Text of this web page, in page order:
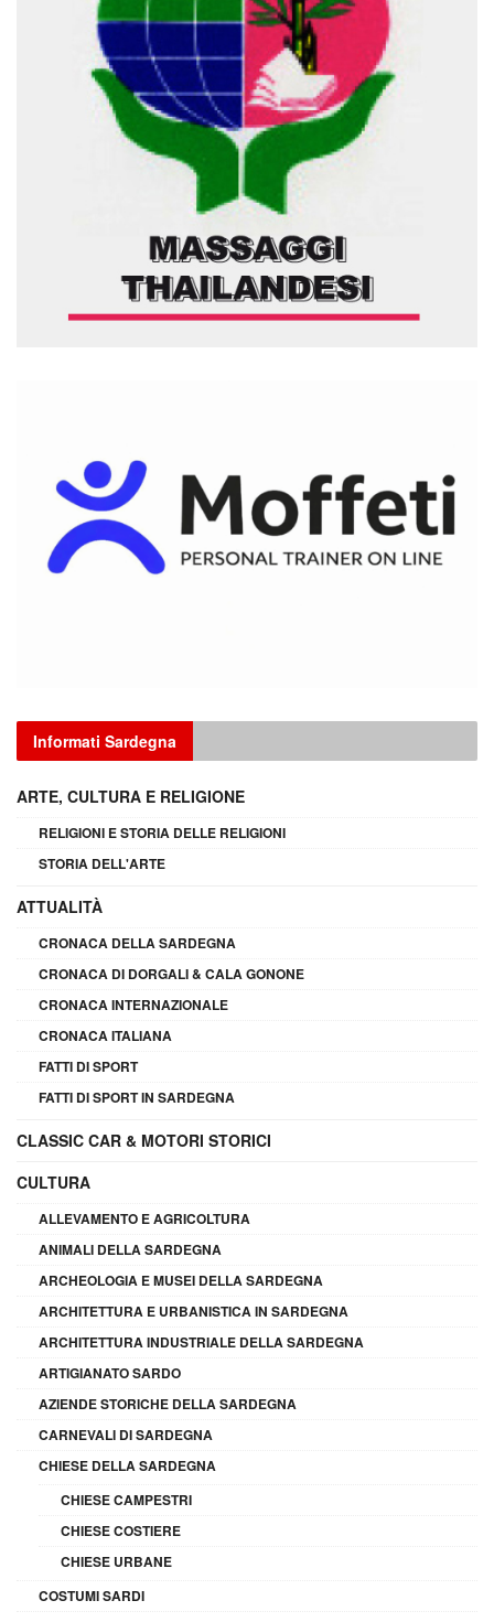
Informati Sardegna
ARTE, CULTURA E RELIGIONE
RELIGIONI E STORIA DELLE RELIGIONI
STORIA DELL'ARTE
ATTUALITÀ
CRONACA DELLA SARDEGNA
CRONACA DI DORGALI & CALA GONONE
CRONACA INTERNAZIONALE
CRONACA ITALIANA
FATTI DI SPORT
FATTI DI SPORT IN SARDEGNA
CLASSIC CAR & MOTORI STORICI
CULTURA
ALLEVAMENTO E AGRICOLTURA
ANIMALI DELLA SARDEGNA
ARCHEOLOGIA E MUSEI DELLA SARDEGNA
ARCHITETTURA E URBANISTICA IN SARDEGNA
ARCHITETTURA INDUSTRIALE DELLA SARDEGNA
ARTIGIANATO SARDO
AZIENDE STORICHE DELLA SARDEGNA
CARNEVALI DI SARDEGNA
CHIESE DELLA SARDEGNA
CHIESE CAMPESTRI
CHIESE COSTIERE
CHIESE URBANE
COSTUMI SARDI